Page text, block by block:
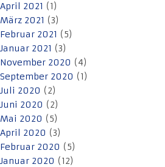
April 2021 (1)
März 2021 (3)
Februar 2021 (5)
Januar 2021 (3)
November 2020 (4)
September 2020 (1)
Juli 2020 (2)
Juni 2020 (2)
Mai 2020 (5)
April 2020 (3)
Februar 2020 (5)
Januar 2020 (12)